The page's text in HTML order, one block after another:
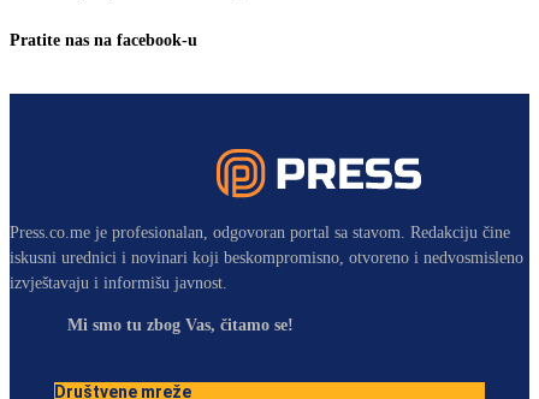
Pratite nas na facebook-u
Press.co.me je profesionalan, odgovoran portal sa stavom. Redakciju čine
iskusni urednici i novinari koji beskompromisno, otvoreno i nedvosmisleno
izvještavaju i informišu javnost.
Mi smo tu zbog Vas, čitamo se!
Društvene mreže